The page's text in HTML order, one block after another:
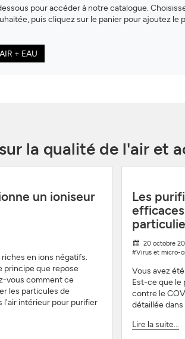
pour accéder à notre catalogue.
puis cliquez sur le panier pour ajoutez le
+ EAU
la qualité de l'air et
un ioniseur
en ions négatifs.
principe que repose
vous comment ce
les particules de
l'air intérieur pour purifier
Les
20 octobre
#Virus et micro-
Vous avez
Est-ce que le
contre le
détaillée
Lire la suite...